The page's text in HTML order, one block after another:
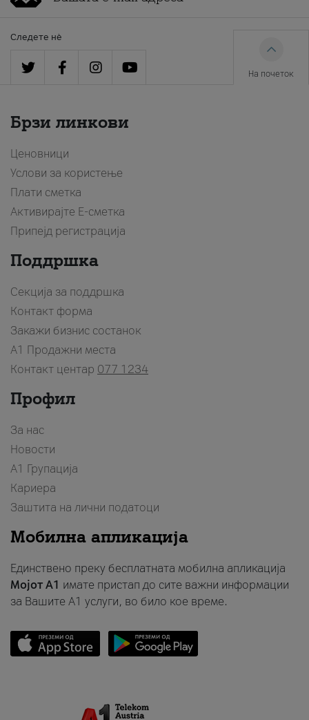
Следете нè
На почеток
Брзи линкови
Ценовници
Услови за користење
Плати сметка
Активирајте Е-сметка
Припејд регистрација
Поддршка
Секција за поддршка
Контакт форма
Закажи бизнис состанок
A1 Продажни места
Контакт центар 077 1234
Профил
За нас
Новости
А1 Групација
Кариера
Заштита на лични податоци
Мобилна апликација
Единствено преку бесплатната мобилна апликација
Мојот A1 имате пристап до сите важни информации
за Вашите A1 услуги, во било кое време.